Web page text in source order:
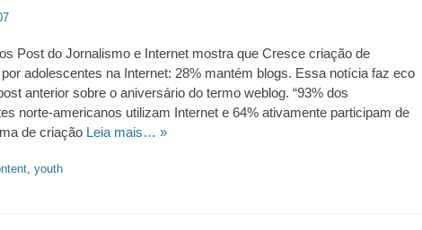
Post do Jornalismo e Internet mostra que Cresce criação de
adolescentes na Internet: 28% mantém blogs. Essa notícia faz eco
anterior sobre o aniversário do termo weblog. “93% dos
norte-americanos utilizam Internet e 64% ativamente participam de
de criação Leia mais… »
, youth